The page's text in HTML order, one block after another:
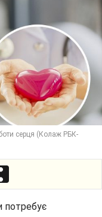
серця (Колаж РБК-
потребує